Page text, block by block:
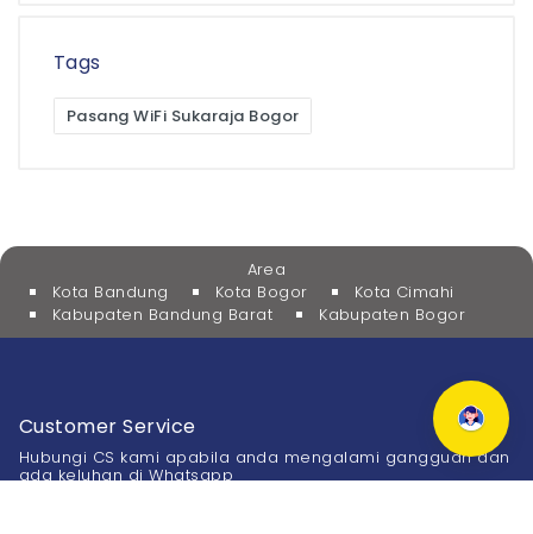
Tags
Pasang WiFi Sukaraja Bogor
Area
Kota Bandung
Kota Bogor
Kota Cimahi
Kabupaten Bandung Barat
Kabupaten Bogor
Customer Service
Hubungi CS kami apabila anda mengalami gangguan dan
ada keluhan di Whatsapp